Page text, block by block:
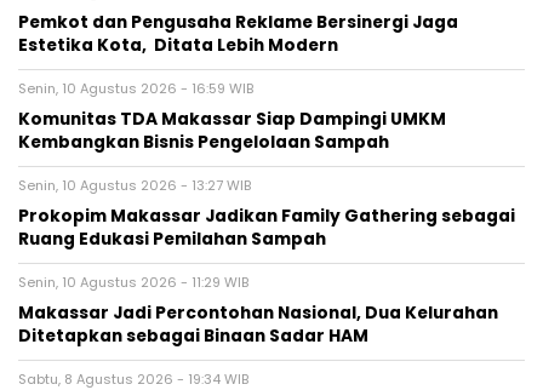
Pemkot dan Pengusaha Reklame Bersinergi Jaga
Estetika Kota, Ditata Lebih Modern
Senin, 10 Agustus 2026 - 16:59 WIB
Komunitas TDA Makassar Siap Dampingi UMKM
Kembangkan Bisnis Pengelolaan Sampah
Senin, 10 Agustus 2026 - 13:27 WIB
Prokopim Makassar Jadikan Family Gathering sebagai
Ruang Edukasi Pemilahan Sampah
Senin, 10 Agustus 2026 - 11:29 WIB
Makassar Jadi Percontohan Nasional, Dua Kelurahan
Ditetapkan sebagai Binaan Sadar HAM
Sabtu, 8 Agustus 2026 - 19:34 WIB